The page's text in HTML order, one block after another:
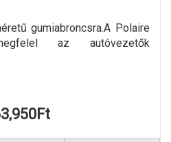
gumiabroncsra.A Polaire
az autóvezetők